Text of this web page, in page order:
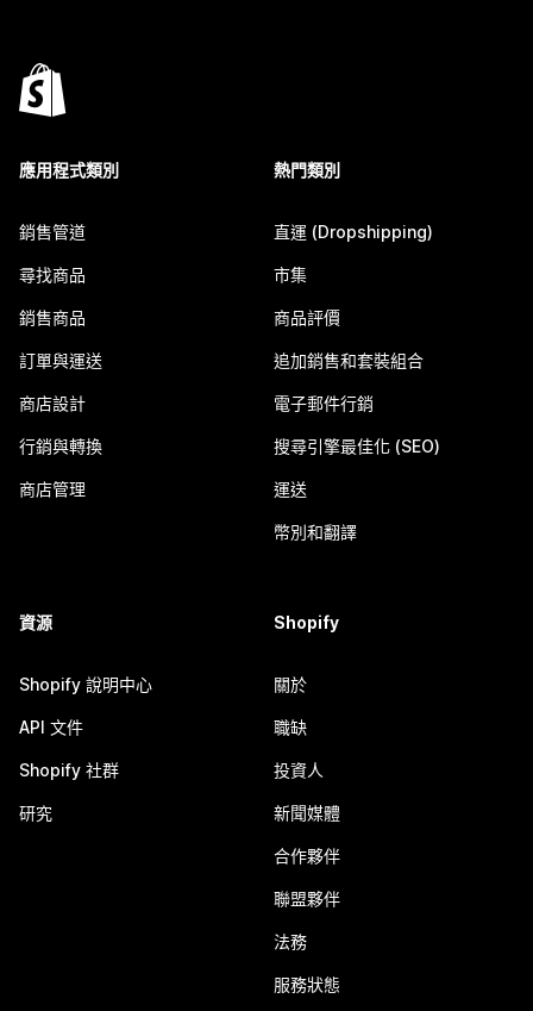
應用程式類別
銷售管道
尋找商品
銷售商品
訂單與運送
商店設計
行銷與轉換
商店管理
熱門類別
直運 (Dropshipping)
市集
商品評價
追加銷售和套裝組合
電子郵件行銷
搜尋引擎最佳化 (SEO)
運送
幣別和翻譯
資源
Shopify 說明中心
API 文件
Shopify 社群
研究
Shopify
關於
職缺
投資人
新聞媒體
合作夥伴
聯盟夥伴
法務
服務狀態